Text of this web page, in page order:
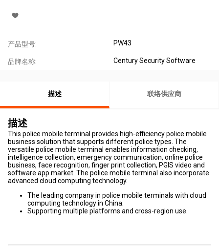
产品型号: PW43
品牌名称: Century Security Software
描述 联络供应商
描述
This police mobile terminal provides high-efficiency police mobile
business solution that supports different police types. The
versatile police mobile terminal enables information checking,
intelligence collection, emergency communication, online police
business, face recognition, finger print collection, PGIS video and
software app market. The police mobile terminal also incorporate
advanced cloud computing technology.
The leading company in police mobile terminals with cloud
computing technology in China.
Supporting multiple platforms and cross-region use.